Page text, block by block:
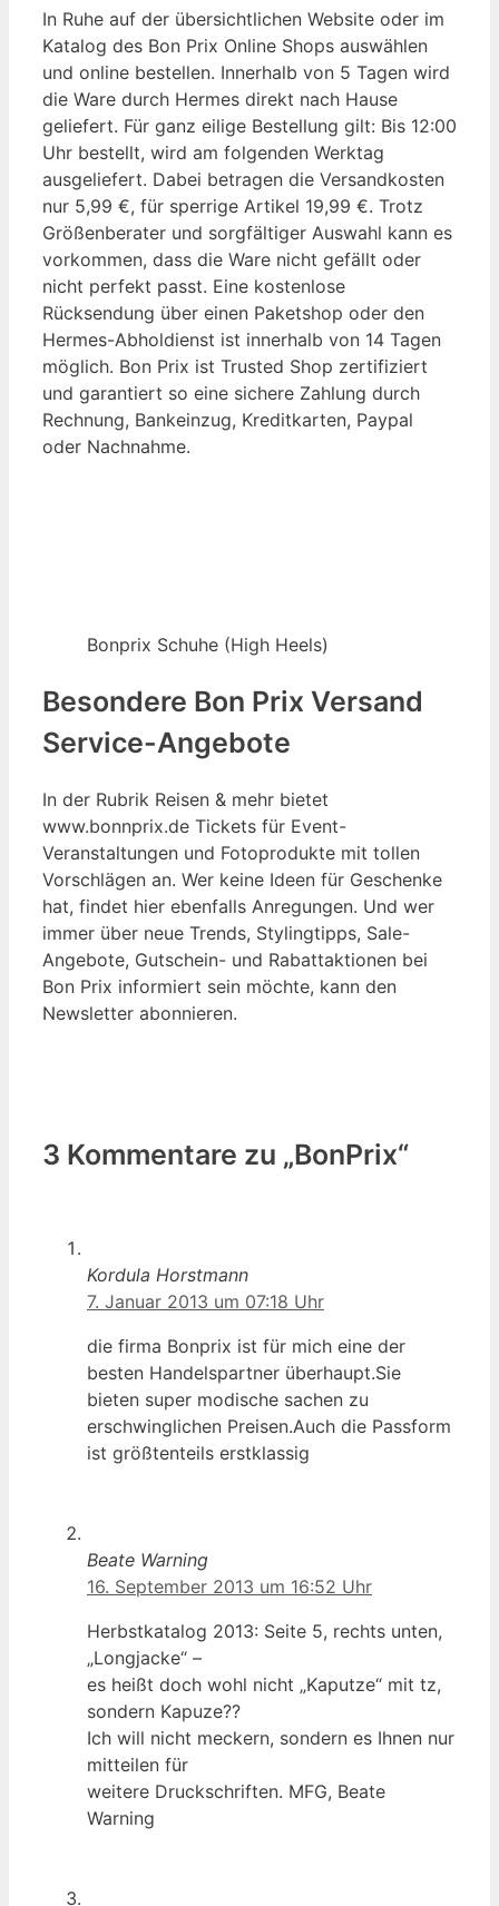
In Ruhe auf der übersichtlichen Website oder im
Katalog des Bon Prix Online Shops auswählen
und online bestellen. Innerhalb von 5 Tagen wird
die Ware durch Hermes direkt nach Hause
geliefert. Für ganz eilige Bestellung gilt: Bis 12:00
Uhr bestellt, wird am folgenden Werktag
ausgeliefert. Dabei betragen die Versandkosten
nur 5,99 €, für sperrige Artikel 19,99 €. Trotz
Größenberater und sorgfältiger Auswahl kann es
vorkommen, dass die Ware nicht gefällt oder
nicht perfekt passt. Eine kostenlose
Rücksendung über einen Paketshop oder den
Hermes-Abholdienst ist innerhalb von 14 Tagen
möglich. Bon Prix ist Trusted Shop zertifiziert
und garantiert so eine sichere Zahlung durch
Rechnung, Bankeinzug, Kreditkarten, Paypal
oder Nachnahme.
Bonprix Schuhe (High Heels)
Besondere Bon Prix Versand
Service-Angebote
In der Rubrik Reisen & mehr bietet
www.bonnprix.de Tickets für Event-
Veranstaltungen und Fotoprodukte mit tollen
Vorschlägen an. Wer keine Ideen für Geschenke
hat, findet hier ebenfalls Anregungen. Und wer
immer über neue Trends, Stylingtipps, Sale-
Angebote, Gutschein- und Rabattaktionen bei
Bon Prix informiert sein möchte, kann den
Newsletter abonnieren.
3 Kommentare zu „BonPrix“
Kordula Horstmann
7. Januar 2013 um 07:18 Uhr
die firma Bonprix ist für mich eine der
besten Handelspartner überhaupt.Sie
bieten super modische sachen zu
erschwinglichen Preisen.Auch die Passform
ist größtenteils erstklassig
Beate Warning
16. September 2013 um 16:52 Uhr
Herbstkatalog 2013: Seite 5, rechts unten,
„Longjacke“ –
es heißt doch wohl nicht „Kaputze“ mit tz,
sondern Kapuze??
Ich will nicht meckern, sondern es Ihnen nur
mitteilen für
weitere Druckschriften. MFG, Beate
Warning